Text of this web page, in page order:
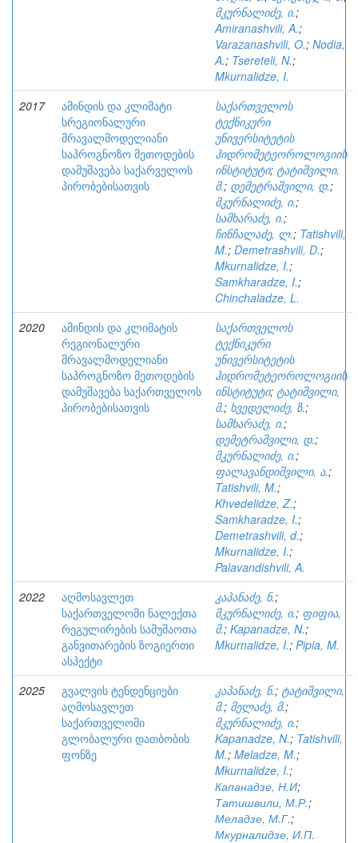
მკურნალიძე, ი.;
Amiranashvili, A.;
Varazanashvili, O.; Nodia,
A.; Tsereteli, N.;
Mkurnalidze, I.
2017
ამინდის და კლიმატი
სრეგიონალური
მრავალმოდელიანი
საპროგნოზო მეთოდების
დამუშავება საქარველოს
პირობებისათვის
საქართველოს
ტექნიკური
უნივერსიტეტის
ჰიდრომეტეოროლოგიის
ინსტიტუტი; ტატიშვილი,
მ.; დემეტრაშვილი, დ.;
მკურნალიძე, ი.;
სამხარაძე, ი.;
ჩინჩალაძე, ლ.; Tatishvili,
M.; Demetrashvili, D.;
Mkurnalidze, I.;
Samkharadze, I.;
Chinchaladze, L.
2020
ამინდის და კლიმატის
რეგიონალური
მრავალმოდელიანი
საპროგნოზო მეთოდების
დამუშავება საქართველოს
პირობებისათვის
საქართველოს
ტექნიკური
უნივერსიტეტის
ჰიდრომეტეოროლოგიის
ინსტიტუტი; ტატიშვილი,
მ.; ხვედელიძე, ზ.;
სამხარაძე, ი.;
დემეტრაშვილი, დ.;
მკურნალიძე, ი.;
ფალავანდიშვილი, ა.;
Tatishvili, M.;
Khvedelidze, Z.;
Samkharadze, I.;
Demetrashvili, d.;
Mkurnalidze, I.;
Palavandishvili, A.
2022
აღმოსავლეთ
საქართველოში ნალექთა
რეგულირების სამუშაოთა
განვითარების ზოგიერთი
ასპექტი
კაპანაძე, ნ.;
მკურნალიძე, ი.; ფიფია,
მ.; Kapanadze, N.;
Mkurnalidze, I.; Pipia, M.
2025
გვალვის ტენდენციები
აღმოსავლეთ
საქართველოში
გლობალური დათბობის
ფონზე
კაპანაძე, ნ.; ტატიშვილი,
მ.; მელაძე, მ.;
მკურნალიძე, ი.;
Kapanadze, N.; Tatishvili,
M.; Meladze, M.;
Mkurnalidze, I.;
Капанадзе, Н.И;
Татишвили, М.Р.;
Меладзе, М.Г.;
Мкурналидзе, И.П.